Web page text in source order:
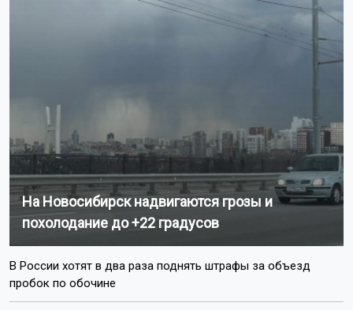
На Новосибирск надвигаются грозы и
похолодание до +22 градусов
В России хотят в два раза поднять штрафы за объезд
пробок по обочине